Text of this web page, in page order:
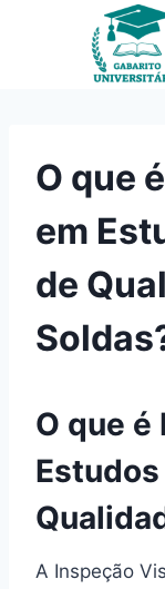
O que
em
de
O que é
A Inspeção